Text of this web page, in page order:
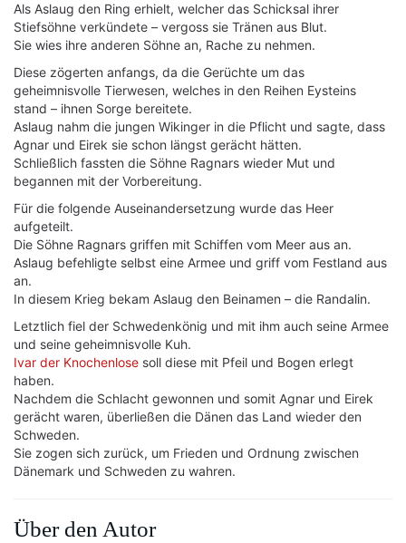
Als Aslaug den Ring erhielt, welcher das Schicksal ihrer
Stiefsöhne verkündete – vergoss sie Tränen aus Blut.
Sie wies ihre anderen Söhne an, Rache zu nehmen.
Diese zögerten anfangs, da die Gerüchte um das
geheimnisvolle Tierwesen, welches in den Reihen Eysteins
stand – ihnen Sorge bereitete.
Aslaug nahm die jungen Wikinger in die Pflicht und sagte, dass
Agnar und Eirek sie schon längst gerächt hätten.
Schließlich fassten die Söhne Ragnars wieder Mut und
begannen mit der Vorbereitung.
Für die folgende Auseinandersetzung wurde das Heer
aufgeteilt.
Die Söhne Ragnars griffen mit Schiffen vom Meer aus an.
Aslaug befehligte selbst eine Armee und griff vom Festland aus
an.
In diesem Krieg bekam Aslaug den Beinamen – die Randalin.
Letztlich fiel der Schwedenkönig und mit ihm auch seine Armee
und seine geheimnisvolle Kuh.
Ivar der Knochenlose soll diese mit Pfeil und Bogen erlegt
haben.
Nachdem die Schlacht gewonnen und somit Agnar und Eirek
gerächt waren, überließen die Dänen das Land wieder den
Schweden.
Sie zogen sich zurück, um Frieden und Ordnung zwischen
Dänemark und Schweden zu wahren.
Über den Autor